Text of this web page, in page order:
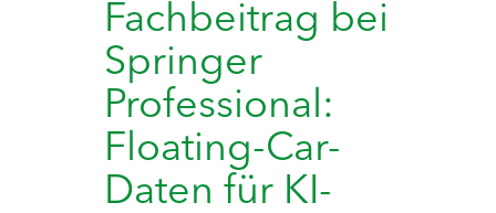
Fachbeitrag bei
Springer
Professional:
Floating-Car-
Daten für KI-